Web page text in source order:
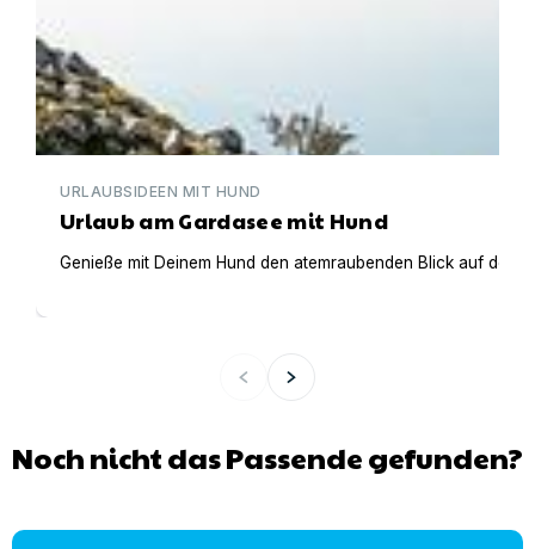
URLAUBSIDEEN MIT HUND
Urlaub am Gardasee mit Hund
Genieße mit Deinem Hund den atemraubenden Blick auf den
Noch nicht das Passende gefunden?